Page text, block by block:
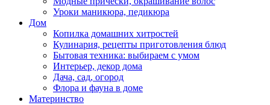
Уроки маникюра, педикюра
Дом
Копилка домашних хитростей
Кулинария, рецепты приготовления блюд
Бытовая техника: выбираем с умом
Интерьер, декор дома
Дача, сад, огород
Флора и фауна в доме
Материнство